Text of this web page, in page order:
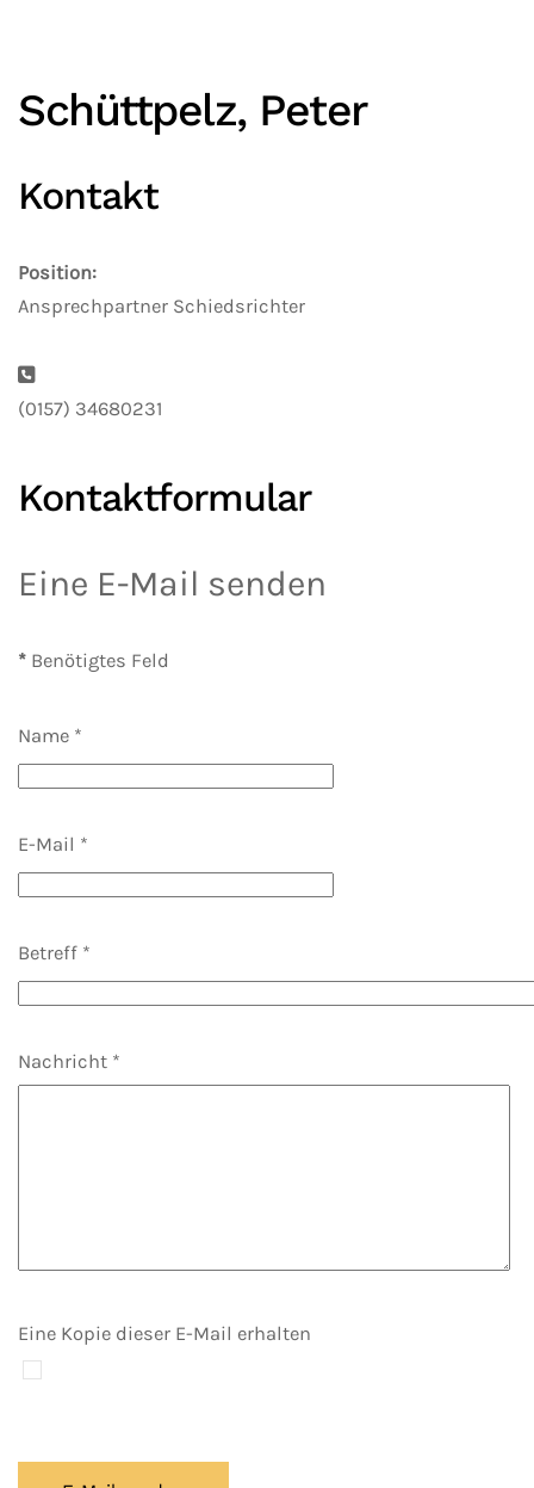
Schüttpelz, Peter
Kontakt
Position:
Ansprechpartner Schiedsrichter
Telefon:
(0157) 34680231
Kontaktformular
Eine E-Mail senden
* Benötigtes Feld
Name *
E-Mail *
Betreff *
Nachricht *
Eine Kopie dieser E-Mail erhalten